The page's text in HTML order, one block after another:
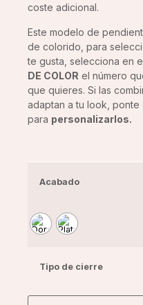
coste adicional.
Este modelo de
de colorido, para
te gusta, selecciona en
DE COLOR el número
que quieres. Si las
adaptan a tu look,
para personalizarlos.
Acabado
Tipo de cierre